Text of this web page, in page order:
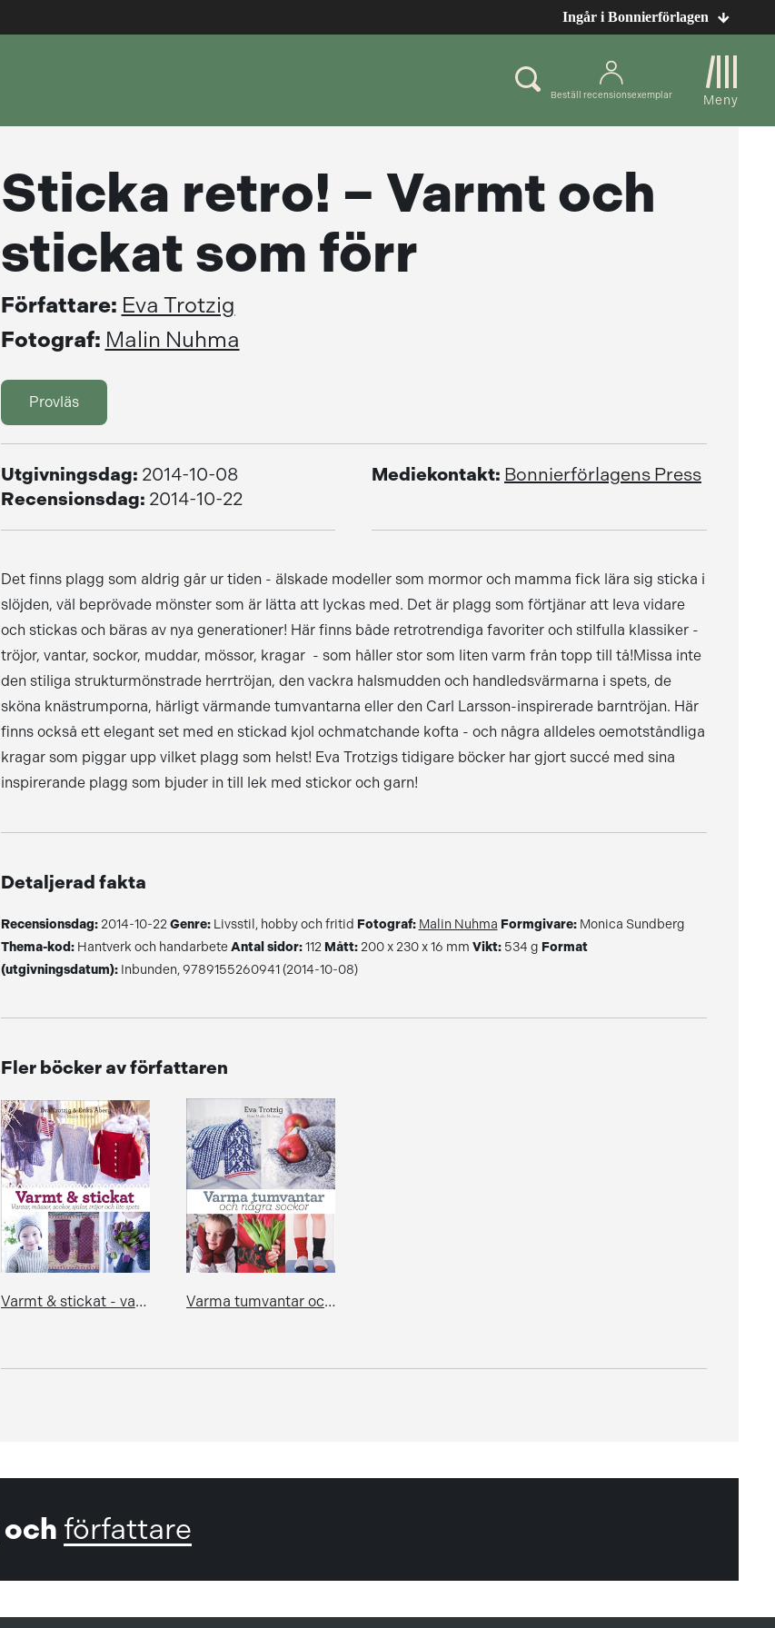
Ingår i Bonnierförlagen
Beställ recensionsexemplar Meny
Sticka retro! – Varmt och
stickat som förr
Författare: Eva Trotzig
Fotograf: Malin Nuhma
Provläs
Utgivningsdag: 2014-10-08
Recensionsdag: 2014-10-22
Mediekontakt: Bonnierförlagens Press
Det finns plagg som aldrig går ur tiden - älskade modeller som mormor och mamma fick lära sig sticka i
slöjden, väl beprövade mönster som är lätta att lyckas med. Det är plagg som förtjänar att leva vidare
och stickas och bäras av nya generationer! Här finns både retrotrendiga favoriter och stilfulla klassiker -
tröjor, vantar, sockor, muddar, mössor, kragar - som håller stor som liten varm från topp till tå!Missa inte
den stiliga strukturmönstrade herrtröjan, den vackra halsmudden och handledsvärmarna i spets, de
sköna knästrumporna, härligt värmande tumvantarna eller den Carl Larsson-inspirerade barntröjan. Här
finns också ett elegant set med en stickad kjol ochmatchande kofta - och några alldeles oemotståndliga
kragar som piggar upp vilket plagg som helst! Eva Trotzigs tidigare böcker har gjort succé med sina
inspirerande plagg som bjuder in till lek med stickor och garn!
Detaljerad fakta
Recensionsdag:2014-10-22 Genre:Livsstil, hobby och fritid Fotograf: Malin Nuhma Formgivare:Monica Sundberg
Thema-kod:Hantverk och handarbeteAntal sidor:112 Mått:200 x 230 x 16 mm Vikt:534 g Format
(utgivningsdatum):Inbunden, 9789155260941 (2014-10-08)
Fler böcker av författaren
Varmt & stickat - vantar, mössor, sockor, sjalar, tröjor och lite spets Varma tumvantar och några sockor
och författare